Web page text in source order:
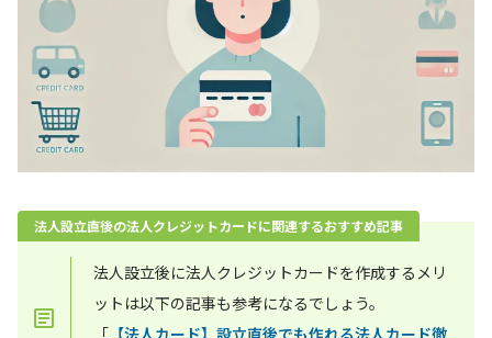
法人設立直後の法人クレジットカードに関連するおすすめ記事
法人設立後に法人クレジットカードを作成するメリ
ットは以下の記事も参考になるでしょう。
「 【法人カード】設立直後でも作れる法人カード徹